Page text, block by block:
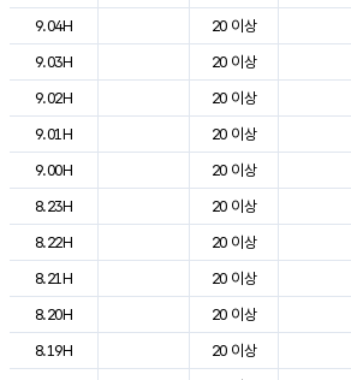
9.04H
20 이상
9.03H
20 이상
9.02H
20 이상
9.01H
20 이상
9.00H
20 이상
8.23H
20 이상
8.22H
20 이상
8.21H
20 이상
8.20H
20 이상
8.19H
20 이상